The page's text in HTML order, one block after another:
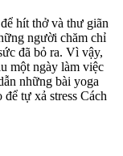
hít thở và thư giãn
người chăm chỉ
đã bỏ ra. Vì vậy,
một ngày làm việc
những bài yoga
tự xả stress Cách